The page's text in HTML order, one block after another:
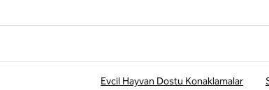
Evcil Hayvan Dostu Konaklamalar